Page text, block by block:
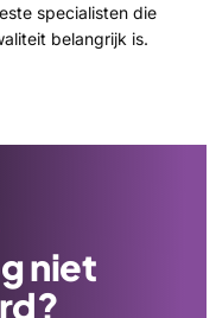
specialisten die
belangrijk is.
niet